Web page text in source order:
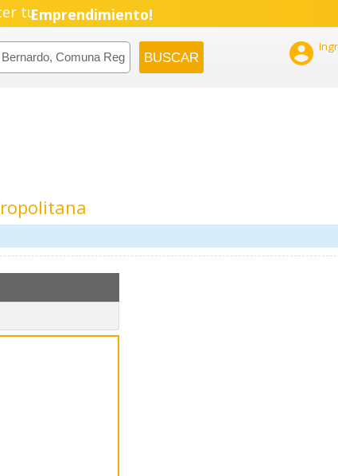
tu
Emprendimiento!
